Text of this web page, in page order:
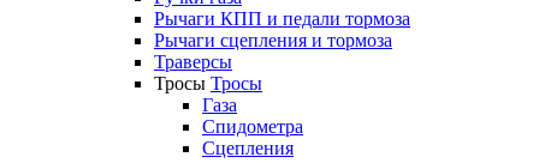
Рычаги КПП и педали тормоза
Рычаги сцепления и тормоза
Траверсы
Тросы Тросы
Газа
Спидометра
Сцепления